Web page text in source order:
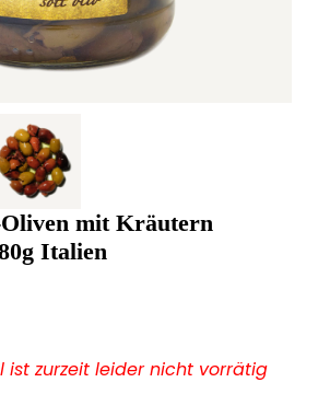
Oliven mit Kräutern
Italien
ist zurzeit leider nicht vorrätig